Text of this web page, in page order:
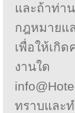
และถ้าท่า
กฎหมายแ
เพื่อให้เกิ
งานใ
ทราบแล